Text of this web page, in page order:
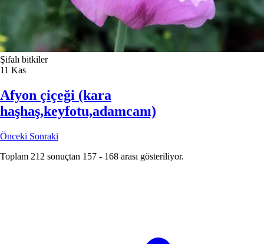
Şifalı bitkiler
11 Kas
Afyon çiçeği (kara
haşhaş,keyfotu,adamcanı)
Önceki Sonraki
Toplam 212 sonuçtan 157 - 168 arası gösteriliyor.